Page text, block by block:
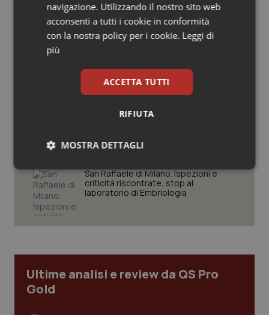
Salute orale & impianti
Sangue & coagulazione
Tumore ovarico
Tumori del Polmone & Testa Collo
Tumori gastrointestinali
Settimana della Scienza dello
Spallanzani: capire la ricerca per
comprendere il presente
Schillaci: “Gli attuali indicatori non
fotografano la qualità reale del Ssn”
Case di comunità. La sfida ora è
San Raffaele di Milano. Ispezioni e
criticità riscontrate, stop al
laboratorio di Embriologia
Ultime analisi e review da QS Pro
Gold
navigazione. Utilizzando il nostro sito web
acconsenti a tutti i cookie in conformità
con la nostra policy per i cookie. Leggi di
più
ACCETTA TUTTI
RIFIUTA
MOSTRA DETTAGLI
Necessari Statistici Marketing
Necessari Statistici Marketing
I cookie necessari contribuiscono a rendere fruibile il
sito web abilitandone funzionalità di base quali la
navigazione sulle pagine e l'accesso alle aree